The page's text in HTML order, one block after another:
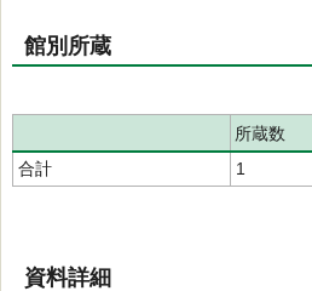
館別所蔵
所蔵数
合計
1
資料詳細